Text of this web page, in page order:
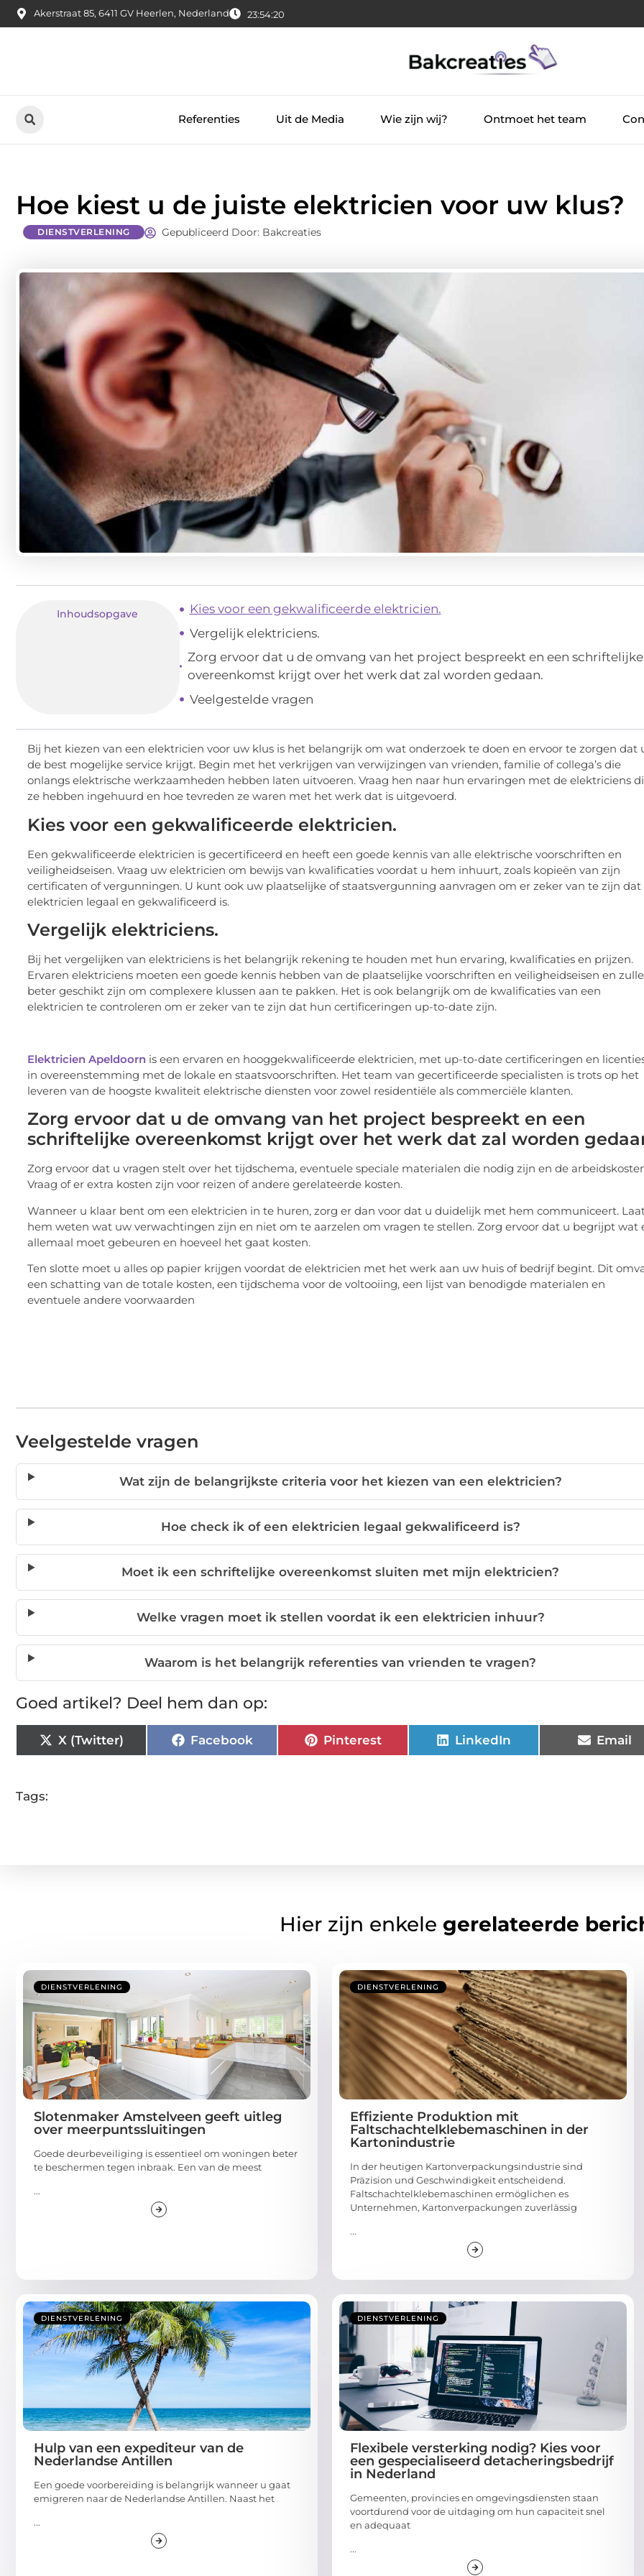
Akerstraat 85, 6411 GV Heerlen, Nederland 23:54:21
Referenties Uit de Media Wie zijn wij? Ontmoet het team
Hoe kiest u de juiste elektricien voor uw klus?
DIENSTVERLENING Gepubliceerd Door: Bakcreaties
Inhoudsopgave
Kies voor een gekwalificeerde elektricien.
Vergelijk elektriciens.
Zorg ervoor dat u de omvang van het project bespreekt en een schriftelijke
overeenkomst krijgt over het werk dat zal worden gedaan.
Veelgestelde vragen
Bij het kiezen van een elektricien voor uw klus is het belangrijk om wat onderzoek te doen en ervoor te zorgen dat
de best mogelijke service krijgt. Begin met het verkrijgen van verwijzingen van vrienden, familie of collega’s die
onlangs elektrische werkzaamheden hebben laten uitvoeren. Vraag hen naar hun ervaringen met de elektriciens
ze hebben ingehuurd en hoe tevreden ze waren met het werk dat is uitgevoerd.
Kies voor een gekwalificeerde elektricien.
Een gekwalificeerde elektricien is gecertificeerd en heeft een goede kennis van alle elektrische voorschriften en
veiligheidseisen. Vraag uw elektricien om bewijs van kwalificaties voordat u hem inhuurt, zoals kopieën van zijn
certificaten of vergunningen. U kunt ook uw plaatselijke of staatsvergunning aanvragen om er zeker van te zijn dat
elektricien legaal en gekwalificeerd is.
Vergelijk elektriciens.
Bij het vergelijken van elektriciens is het belangrijk rekening te houden met hun ervaring, kwalificaties en prijzen.
Ervaren elektriciens moeten een goede kennis hebben van de plaatselijke voorschriften en veiligheidseisen en
beter geschikt zijn om complexere klussen aan te pakken. Het is ook belangrijk om de kwalificaties van een
elektricien te controleren om er zeker van te zijn dat hun certificeringen up-to-date zijn.
Elektricien Apeldoorn is een ervaren en hooggekwalificeerde elektricien, met up-to-date certificeringen en
in overeenstemming met de lokale en staatsvoorschriften. Het team van gecertificeerde specialisten is trots op het
leveren van de hoogste kwaliteit elektrische diensten voor zowel residentiële als commerciële klanten.
Zorg ervoor dat u de omvang van het project bespreekt en een
schriftelijke overeenkomst krijgt over het werk dat zal worden
Zorg ervoor dat u vragen stelt over het tijdschema, eventuele speciale materialen die nodig zijn en de
Vraag of er extra kosten zijn voor reizen of andere gerelateerde kosten.
Wanneer u klaar bent om een elektricien in te huren, zorg er dan voor dat u duidelijk met hem communiceert. Laat
hem weten wat uw verwachtingen zijn en niet om te aarzelen om vragen te stellen. Zorg ervoor dat u begrijpt wat
allemaal moet gebeuren en hoeveel het gaat kosten.
Ten slotte moet u alles op papier krijgen voordat de elektricien met het werk aan uw huis of bedrijf begint. Dit
een schatting van de totale kosten, een tijdschema voor de voltooiing, een lijst van benodigde materialen en
eventuele andere voorwaarden
Veelgestelde vragen
Wat zijn de belangrijkste criteria voor het kiezen van een elektricien?
Hoe check ik of een elektricien legaal gekwalificeerd is?
Moet ik een schriftelijke overeenkomst sluiten met mijn elektricien?
Welke vragen moet ik stellen voordat ik een elektricien inhuur?
Waarom is het belangrijk referenties van vrienden te vragen?
Goed artikel? Deel hem dan op:
X (Twitter) Facebook Pinterest LinkedIn Email
Tags:
Hier zijn enkele gerelateerde
DIENSTVERLENING
Slotenmaker Amstelveen geeft uitleg
over meerpuntssluitingen
Goede deurbeveiliging is essentieel om woningen beter
te beschermen tegen inbraak. Een van de meest
...
DIENSTVERLENING
Effiziente Produktion mit
Faltschachtelklebemaschinen in der
Kartonindustrie
In der heutigen Kartonverpackungsindustrie sind
Präzision und Geschwindigkeit entscheidend.
Faltschachtelklebemaschinen ermöglichen es
Unternehmen, Kartonverpackungen zuverlässig
...
DIENSTVERLENING
Hulp van een expediteur van de
Nederlandse Antillen
Een goede voorbereiding is belangrijk wanneer u gaat
emigreren naar de Nederlandse Antillen. Naast het
...
DIENSTVERLENING
Flexibele versterking nodig? Kies voor
een gespecialiseerd detacheringsbedrijf
in Nederland
Gemeenten, provincies en omgevingsdiensten staan
voortdurend voor de uitdaging om hun capaciteit snel
en adequaat
...